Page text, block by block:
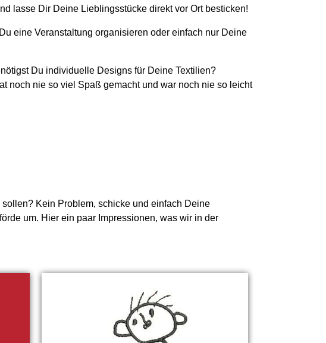
lasse Dir Deine Lieblingsstücke direkt vor Ort besticken!
eine Veranstaltung organisieren oder einfach nur Deine
Du individuelle Designs für Deine Textilien?
noch nie so viel Spaß gemacht und war noch nie so leicht
Kein Problem, schicke und einfach Deine
um. Hier ein paar Impressionen, was wir in der